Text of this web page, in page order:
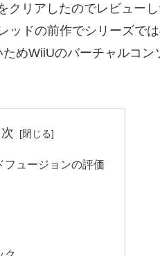
リアしたのでレビューし
ドの前作でシリーズでは
めWiiUのバーチャルコン
フュージョンの評価